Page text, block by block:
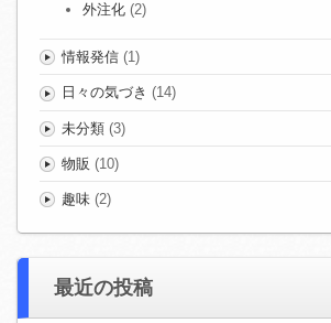
外注化 (2)
情報発信(1)
日々の気づき (14)
未分類(3)
物販 (10)
趣味(2)
最近の投稿